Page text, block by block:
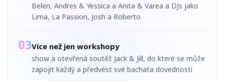
Belen, Andres & Yessica a Anita & Varea a DJs jako
Lima, La Passion, Josh a Roberto
03Více než jen workshopy
show a otevřená soutěž Jack & Jill, do které se může
zapojit každý a předvést své bachata dovednosti